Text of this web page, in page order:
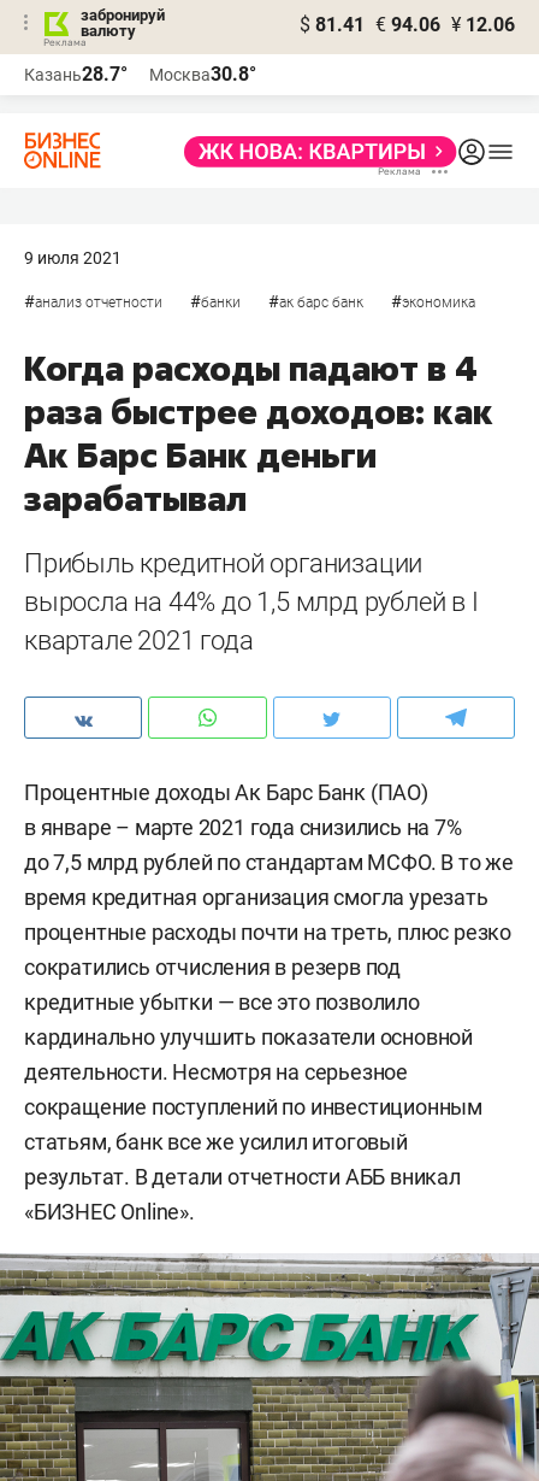
забронируй
валюту
$ 81.41 € 94.06 ¥ 12.06
Казань28.7° Москва30.8°
9 июля 2021
#анализ отчетности #банки #ак барс банк #экономика
Когда расходы падают в 4
раза быстрее доходов: как
Ак Барс Банк деньги
зарабатывал
Прибыль кредитной организации
выросла на 44% до 1,5 млрд рублей в I
квартале 2021 года
Процентные доходы Ак Барс Банк (ПАО)
в январе – марте 2021 года снизились на 7%
до 7,5 млрд рублей по стандартам МСФО. В то же
время кредитная организация смогла урезать
процентные расходы почти на треть, плюс резко
сократились отчисления в резерв под
кредитные убытки — все это позволило
кардинально улучшить показатели основной
деятельности. Несмотря на серьезное
сокращение поступлений по инвестиционным
статьям, банк все же усилил итоговый
результат. В детали отчетности АББ вникал
«БИЗНЕС Online».